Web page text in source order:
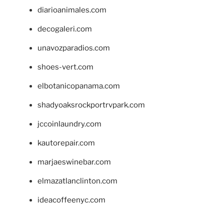
diarioanimales.com
decogaleri.com
unavozparadios.com
shoes-vert.com
elbotanicopanama.com
shadyoaksrockportrvpark.com
jccoinlaundry.com
kautorepair.com
marjaeswinebar.com
elmazatlanclinton.com
ideacoffeenyc.com